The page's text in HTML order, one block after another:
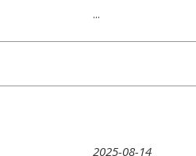
...
2025-08-14